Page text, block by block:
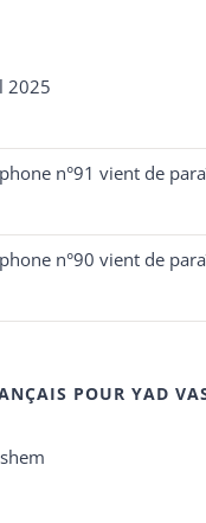
2025
n°91 vient de
n°90 vient de
POUR YAD